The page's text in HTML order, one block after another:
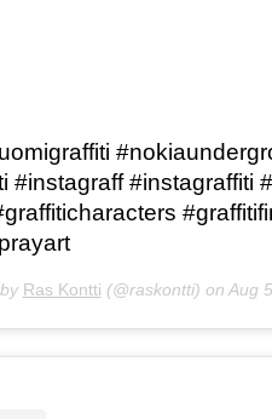
#instagraff #instagraffiti
Ras Kontti (@raskontti) on Aug